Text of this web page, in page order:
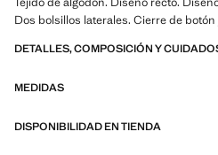
Dos bolsillos laterales. Cierre de
DETALLES, COMPOSICIÓN Y
MEDIDAS
DISPONIBILIDAD EN TIENDA